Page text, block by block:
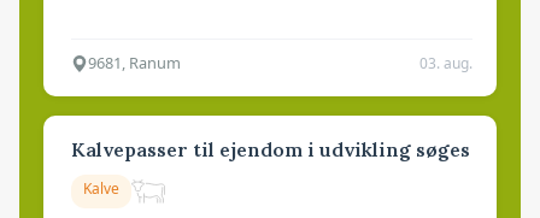
9681, Ranum 03. aug.
Kalvepasser til ejendom i udvikling søges
Kalve